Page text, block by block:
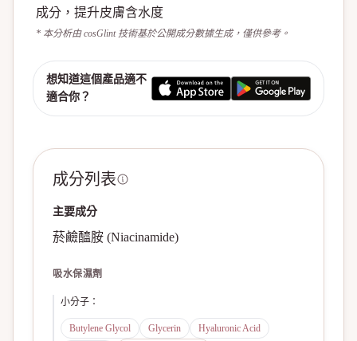
成分，提升皮膚含水度
* 本分析由 cosGlint 技術基於公開成分數據生成，僅供參考。
想知道這個產品適不
適合你？
成分列表
主要成分
菸鹼醯胺 (Niacinamide)
吸水保濕劑
小分子 ：
Butylene Glycol Glycerin
Hyaluronic Acid